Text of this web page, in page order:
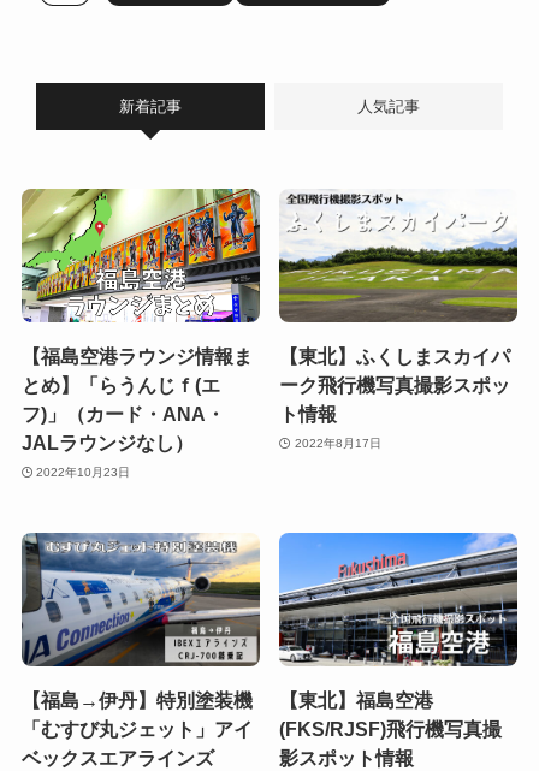
新着記事 人気記事
【福島空港ラウンジ情報ま
とめ】「らうんじｆ(エ
フ)」（カード・ANA・
JALラウンジなし）
2022年10月23日
【東北】ふくしまスカイパ
ーク飛行機写真撮影スポッ
ト情報
2022年8月17日
【福島→伊丹】特別塗装機
「むすび丸ジェット」アイ
ベックスエアラインズ
【東北】福島空港
(FKS/RJSF)飛行機写真撮
影スポット情報